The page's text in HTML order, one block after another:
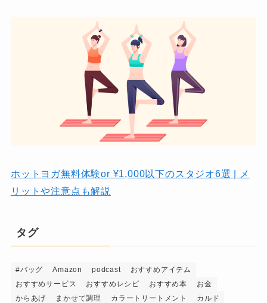
ホットヨガ無料体験or ¥1,000以下のスタジオ6選 | メ
リットや注意点も解説
タグ
#バッグ Amazon podcast
おすすめアイテム
おすすめサービス
おすすめレシピ おすすめ本
お金
からあげ
まかせて調理 カラートリートメント
カルド